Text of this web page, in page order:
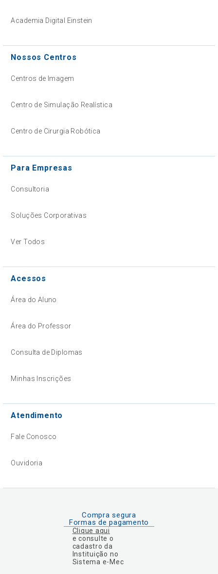
Academia Digital Einstein
Nossos Centros
Centros de Imagem
Centro de Simulação Realística
Centro de Cirurgia Robótica
Para Empresas
Consultoria
Soluções Corporativas
Ver Todos
Acessos
Área do Aluno
Área do Professor
Consulta de Diplomas
Minhas Inscrições
Atendimento
Fale Conosco
Ouvidoria
Compra segura
Formas de pagamento
Clique aqui
e consulte o
cadastro da
Instituição no
Sistema e-Mec